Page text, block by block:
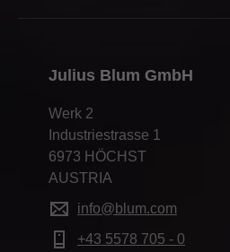
Julius Blum GmbH
Werk 2
Industriestrasse 1
6973 HÖCHST
AUSTRIA
info@blum.com
+43 5578 705 - 0